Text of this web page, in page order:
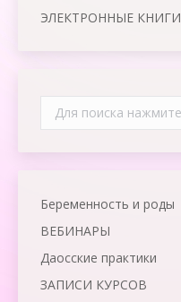
ЭЛЕКТРОННЫЕ КНИГИ
Search:
Беременность и роды
ВЕБИНАРЫ
Даосские практики
ЗАПИСИ КУРСОВ